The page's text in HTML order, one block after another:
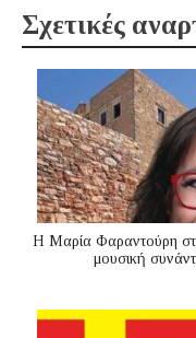
Σχετικές
Η Μαρία Φαραντούρη
μουσική